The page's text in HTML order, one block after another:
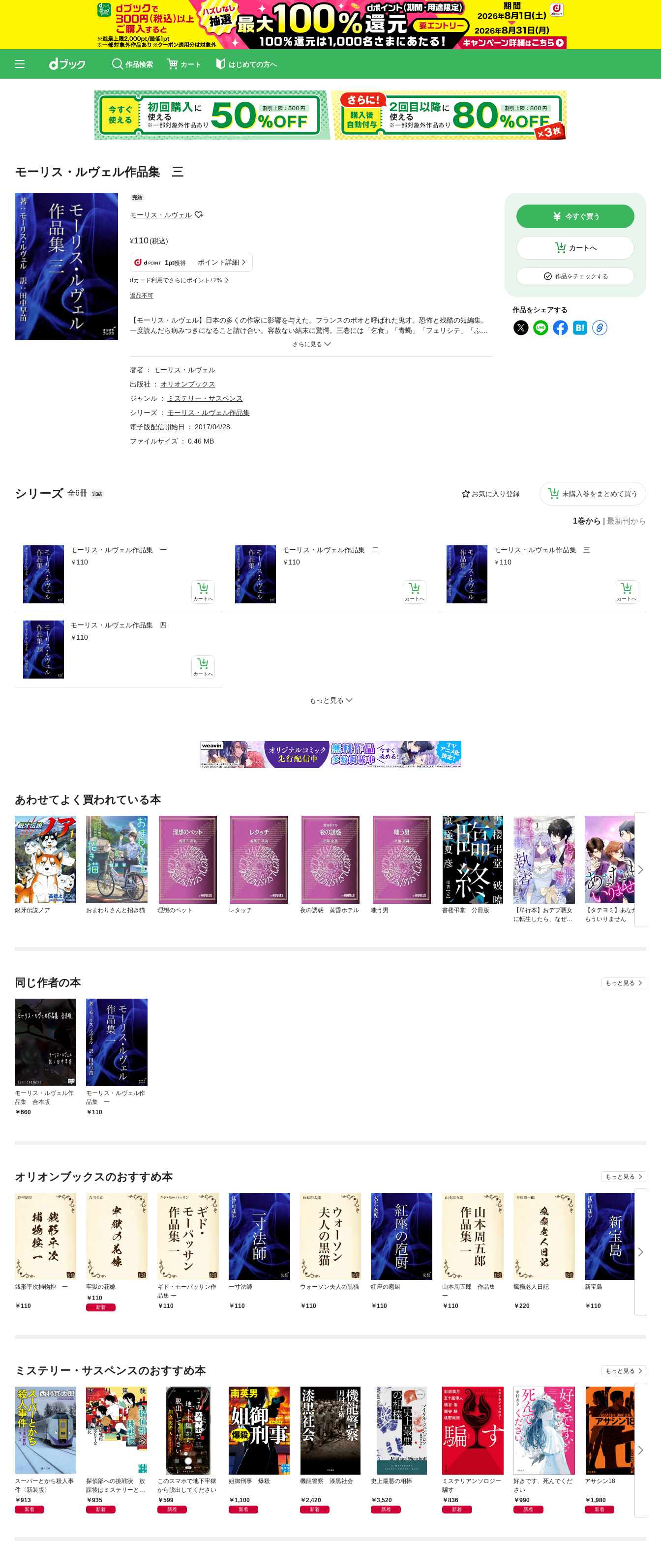
作品検索 カート はじめての方へ
モーリス・ルヴェル作品集 三
完結
モーリス・ルヴェル
110(税込)
1pt獲得 ポイント詳細
dカード利用でさらにポイント+2%
返品不可
カートへ
今すぐ買う
作品をチェックする
作品をシェアする
シリーズ 全6冊 完結 お気に入り登録 未購入巻をまとめて買う
1巻から 最新刊から
モーリス・ルヴェル作品集 一
110
カートへ
モーリス・ルヴェル作品集 二
110
カートへ
モーリス・ルヴェル作品集 三
110
カートへ
モーリス・ルヴェル作品集 四
110
カートへ
もっと見る
【モーリス・ルヴェル】日本の多くの作家に影響を与えた。フランスのポオと呼ばれた鬼才。恐怖と残酷の短編集。
一度読んだら病みつきになること請け合い。容赦ない結末に驚愕。三巻には「乞食」「青蝿」「フェリシテ」「ふみ
たば」「暗中の接吻」を収録。※読みやすくするため現代の言葉に近づけていますが、作品の性質上、そのままの表現
著者
モーリス・ルヴェル
出版社
オリオンブックス
ジャンル
ミステリー・サスペンス
シリーズ
モーリス・ルヴェル作品集
電子版配信開始日
2017/04/28
ファイルサイズ
0.46 MB
あわせてよく買われている本
銀牙伝説ノア おまわりさんと招き猫 理想のペット レタッチ 夜の誘惑 黄昏ホテル 嗤う男 書楼弔堂 分冊版
【単行本】おデブ悪女
に転生したら、なぜか
【タテヨミ】あなたは
もういりません
同じ作者の本 もっと見る
モーリス・ルヴェル作
品集 合本版
660
モーリス・ルヴェル作
品集 一
110
オリオンブックスのおすすめ本 もっと見る
銭形平次捕物控 一
110
牢獄の花嫁
110
新着
ギド・モーパッサン作
品集 一
110
一寸法師
110
ウォーソン夫人の黒猫
110
紅座の庖厨
110
山本周五郎 作品集
一
110
瘋癲老人日記
220
新宝島
110
ミステリー・サスペンスのおすすめ本 もっと見る
スーパーとかち殺人事
件〈新装版〉
913
新着
探偵部への挑戦状 放
課後はミステリーとと
もに 新装版
935
新着
このスマホで地下牢獄
から脱出してください
599
新着
姐御刑事 爆殺
1,100
新着
機龍警察 漆黒社会
2,420
新着
史上最悪の相棒
3,520
新着
ミステリアンソロジー
騙す
836
新着
好きです、死んでくだ
さい
990
新着
アサシン18
1,980
新着